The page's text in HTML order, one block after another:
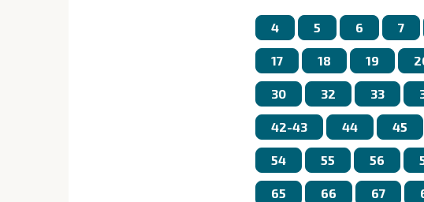
4 5 6 7
17 18 19
30 32 33
42-43 44 45
54 55 56
65 66 67